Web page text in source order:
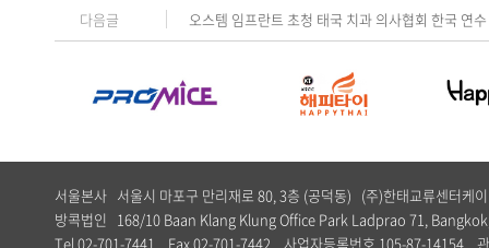
다음글 오스템 임프란트 초청 태국 치과 의사협회 한국 연수
서울본사 서울시 마포구 만리재로 80, 3층 (공덕동) (주)한태교류센터케
방콕법인 168/10 Baan Klang Klung Office Park Ladprao 71,
Tel.02-701-7441 Fax.02-701-7442 사업자등록번호 105-87-14154